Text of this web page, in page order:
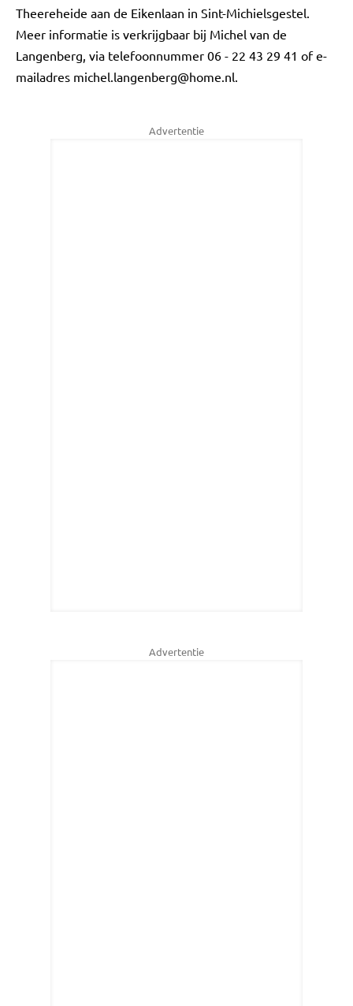
Theereheide aan de Eikenlaan in Sint-Michielsgestel.
Meer informatie is verkrijgbaar bij Michel van de
Langenberg, via telefoonnummer 06 - 22 43 29 41 of e-
mailadres michel.langenberg@home.nl
Advertentie
Advertentie